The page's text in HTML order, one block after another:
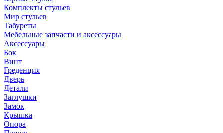
Комплекты стульев
Мир стульев
Табуреты
Мебельные запчасти и аксессуары
Аксессуары
Бок
Винт
Греденция
Дверь
Детали
Заглушки
Замок
Крышка
Опора